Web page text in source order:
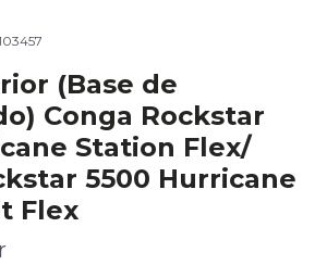
(Base de
Conga Rockstar
Station Flex/
5500 Hurricane
Flex